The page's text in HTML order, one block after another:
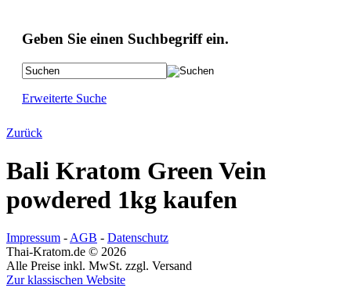
Geben Sie einen Suchbegriff ein.
Erweiterte Suche
Zurück
Bali Kratom Green Vein
powdered 1kg kaufen
Impressum - AGB - Datenschutz
Thai-Kratom.de © 2026
Alle Preise inkl. MwSt. zzgl. Versand
Zur klassischen Website